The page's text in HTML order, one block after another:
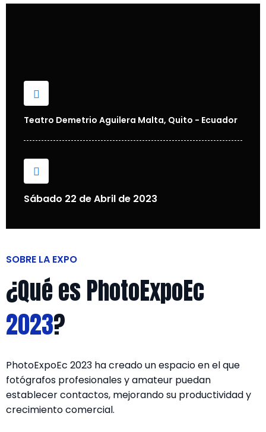
SOBRE LA EXPO
¿Qué es PhotoExpoEc
2023?
PhotoExpoEc 2023 ha creado un espacio en el que
fotógrafos profesionales y amateur puedan
establecer contactos, mejorando su productividad y
crecimiento comercial.
Teatro Demetrio Aguilera Malta, Quito - Ecuador
Sábado 22 de Abril de 2023